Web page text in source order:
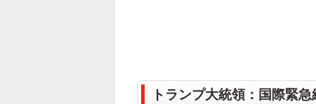
トランプ大統領：国際緊